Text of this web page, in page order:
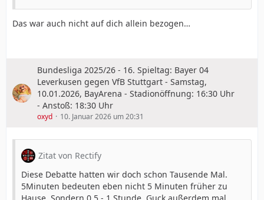
Das war auch nicht auf dich allein bezogen…
Bundesliga 2025/26 - 16. Spieltag: Bayer 04
Leverkusen gegen VfB Stuttgart - Samstag,
10.01.2026, BayArena - Stadionöffnung: 16:30 Uhr
- Anstoß: 18:30 Uhr
oxyd 10. Januar 2026 um 20:31
Zitat von Rectify
Diese Debatte hatten wir doch schon Tausende Mal.
5Minuten bedeuten eben nicht 5 Minuten früher zu